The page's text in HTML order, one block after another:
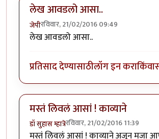
लेख आवडलो आसा..
जेपीरविवार, 21/02/2016 09:49
लेख आवडलो आसा..
प्रतिसाद देण्यासाठीलॉग इन कराकिंवा
मस्तं लिवलं आसां ! काव्याने
डॉ सुहास म्हात्रेरविवार, 21/02/2016 11:39
मस्तं लिवलं आसां ! काव्याने अजून मजा